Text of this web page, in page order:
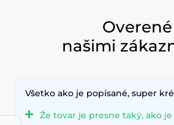
kvalitnými šošovkami, ktoré spĺňajú
Overené
našimi
Všetko ako je popísané, super
Že tovar je presne taký, ako